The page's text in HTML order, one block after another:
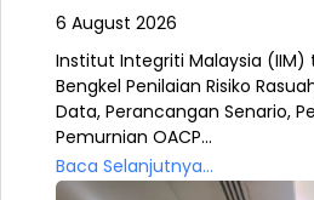
6 August 2026
Institut Integriti Malaysia (IIM)
Bengkel Penilaian Risiko
Data, Perancangan Senario,
Pemurnian OACP...
Baca Selanjutnya...